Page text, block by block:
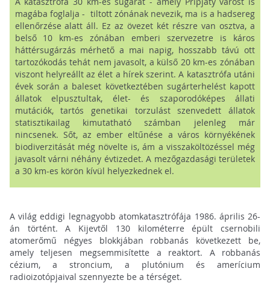
magába foglalja - tiltott zónának nevezik, ma is a hadsereg
ellenőrzése alatt áll. Ez az övezet két részre van osztva, a
belső 10 km-es zónában emberi szervezetre is káros
háttérsugárzás mérhető a mai napig, hosszabb távú ott
tartozókodás tehát nem javasolt, a külső 20 km-es zónában
viszont helyreállt az élet a hírek szerint. A katasztrófa utáni
évek során a baleset következtében sugárterhelést kapott
állatok elpusztultak, élet- és szaporodóképes állati
mutációk, tartós genetikai torzulást szenvedett állatok
statisztikailag kimutatható számban jelenleg már
nincsenek. Sőt, az ember eltűnése a város környékének
biodiverzitását még növelte is, ám a visszaköltözéssel még
javasolt várni néhány évtizedet. A mezőgazdasági területek
a 30 km-es körön kívül helyezkednek el.
A világ eddigi legnagyobb atomkatasztrófája 1986. április 26-
án történt. A Kijevtől 130 kilométerre épült csernobili
atomerőmű négyes blokkjában robbanás következett be,
amely teljesen megsemmisítette a reaktort. A robbanás
cézium, a stroncium, a plutónium és amerícium
radioizotópjaival szennyezte be a térséget.